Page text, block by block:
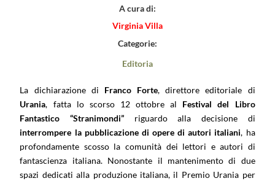
A cura di:
Virginia Villa
Categorie:
Editoria
La dichiarazione di Franco Forte, direttore editoriale di
Urania, fatta lo scorso 12 ottobre al Festival del Libro
Fantastico “Stranimondi” riguardo alla decisione di
interrompere la pubblicazione di opere di autori italiani, ha
profondamente scosso la comunità dei lettori e autori di
fantascienza italiana. Nonostante il mantenimento di due
spazi dedicati alla produzione italiana, il Premio Urania per